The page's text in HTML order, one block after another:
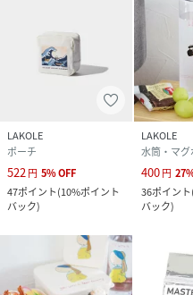
LAKOLE
ポーチ
522円 5%OFF
47ポイント(10%ポイント
バック)
LAKOLE
水筒・マ
400円 27
36ポイント(
バック)